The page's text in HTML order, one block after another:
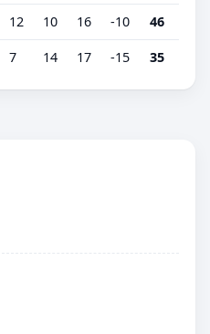
12 10 16 -10 46
7 14 17 -15 35